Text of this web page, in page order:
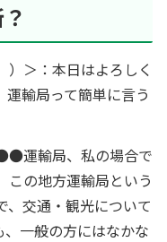
）＞：本日はよろしく
輸局って簡単に言う
運輸局、私の場合で
この地方運輸局という
、交通・観光について
一般の方にはなかな